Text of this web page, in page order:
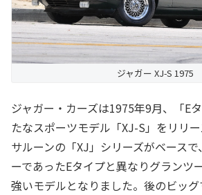
ジャガー XJ-S 1975
ジャガー・カーズは1975年9月、「E
たなスポーツモデル「XJ-S」をリリ
サルーンの「XJ」シリーズがベース
ーであったEタイプと異なりグランツ
強いモデルとなりました。後のビッ